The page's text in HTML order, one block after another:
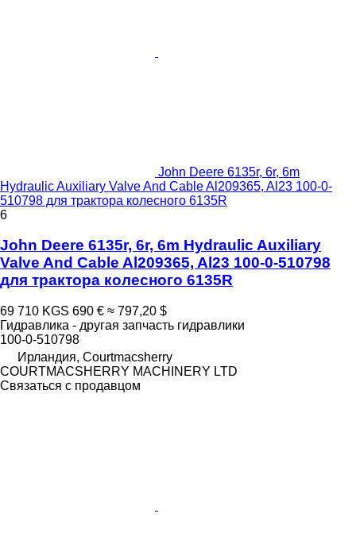
John Deere 6135r, 6r, 6m
Hydraulic Auxiliary Valve And Cable Al209365, Al23 100-0-
510798 для трактора колесного 6135R
6
John Deere 6135r, 6r, 6m Hydraulic Auxiliary
Valve And Cable Al209365, Al23 100-0-510798
для трактора колесного 6135R
69 710 KGS 690 € ≈ 797,20 $
Гидравлика - другая запчасть гидравлики
100-0-510798
Ирландия, Courtmacsherry
COURTMACSHERRY MACHINERY LTD
Связаться с продавцом